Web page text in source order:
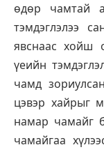
өдөр чамтай
тэмдэглэлээ
явснаас хойш
үеийн
чамд
цэвэр хайрыг
намар чамайг
чамайгаа